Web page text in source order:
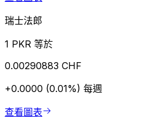
瑞士法郎
1 PKR 等於
0.00290883 CHF
+0.0000 (0.01%) 每週
查看圖表